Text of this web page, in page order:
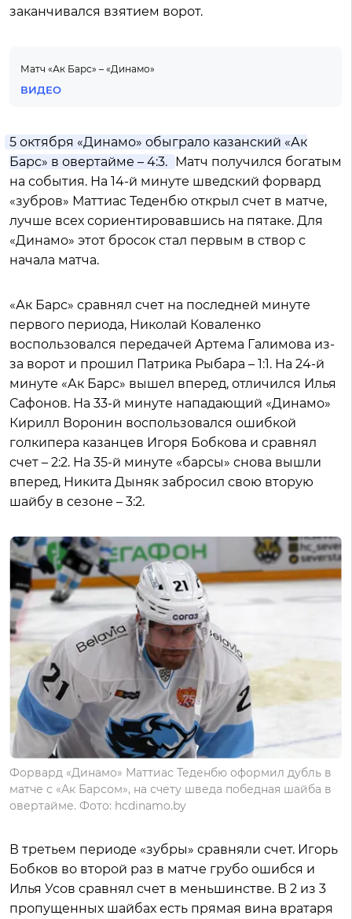
заканчивался взятием ворот.
Матч «Ак Барс» – «Динамо»
ВИДЕО
5 октября «Динамо» обыграло казанский «Ак
Барс» в овертайме – 4:3. Матч получился богатым
на события. На 14-й минуте шведский форвард
«зубров» Маттиас Теденбю открыл счет в матче,
лучше всех сориентировавшись на пятаке. Для
«Динамо» этот бросок стал первым в створ с
начала матча.
«Ак Барс» сравнял счет на последней минуте
первого периода, Николай Коваленко
воспользовался передачей Артема Галимова из-
за ворот и прошил Патрика Рыбара – 1:1. На 24-й
минуте «Ак Барс» вышел вперед, отличился Илья
Сафонов. На 33-й минуте нападающий «Динамо»
Кирилл Воронин воспользовался ошибкой
голкипера казанцев Игоря Бобкова и сравнял
счет – 2:2. На 35-й минуте «барсы» снова вышли
вперед, Никита Дыняк забросил свою вторую
шайбу в сезоне – 3:2.
Форвард «Динамо» Маттиас Теденбю оформил дубль в
матче с «Ак Барсом», на счету шведа победная шайба в
овертайме. Фото: hcdinamo.by
В третьем периоде «зубры» сравняли счет. Игорь
Бобков во второй раз в матче грубо ошибся и
Илья Усов сравнял счет в меньшинстве. В 2 из 3
пропущенных шайбах есть прямая вина вратаря